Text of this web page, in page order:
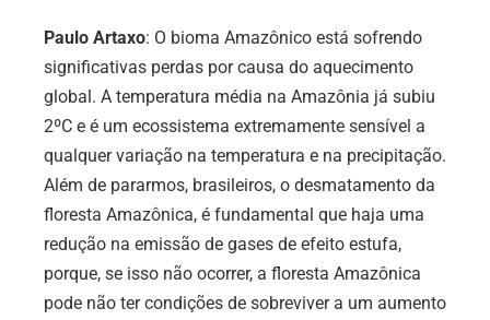
Paulo Artaxo: O bioma Amazônico está sofrendo
significativas perdas por causa do aquecimento
global. A temperatura média na Amazônia já subiu
2ºC e é um ecossistema extremamente sensível a
qualquer variação na temperatura e na precipitação.
Além de pararmos, brasileiros, o desmatamento da
floresta Amazônica, é fundamental que haja uma
redução na emissão de gases de efeito estufa,
porque, se isso não ocorrer, a floresta Amazônica
pode não ter condições de sobreviver a um aumento